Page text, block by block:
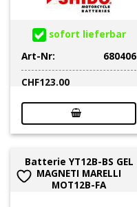
sofort lieferbar
Art-Nr:
680406
CHF123.00
Batterie YT12B-BS GEL
MAGNETI MARELLI
MOT12B-FA